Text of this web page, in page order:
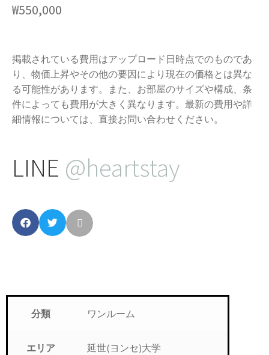
₩550,000
掲載されている費用はアップロード日時点でのものであ
り、物価上昇やその他の要因により現在の価格とは異な
る可能性があります。また、お部屋のサイズや構成、条
件によっても費用が大きく異なります。最新の費用や詳
細情報については、直接お問い合わせください。
LINE @heartstay
分類 ワンルーム
エリア 延世(ヨンセ)大学